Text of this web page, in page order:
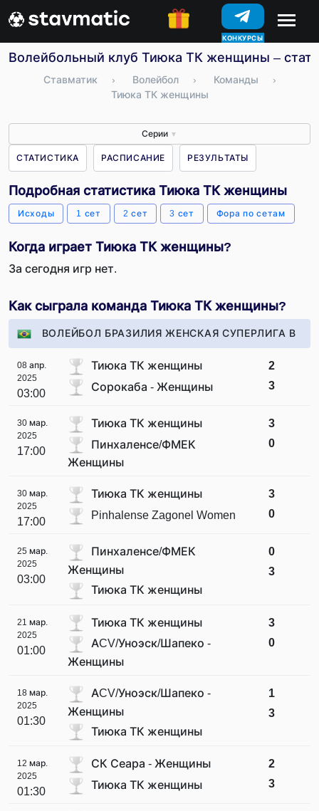
КОНКУРСЫ
Волейбольный клуб Тиюка ТК женщины –
Ставматик › Волейбол › Команды
›
Тиюка ТК женщины
Серии ▼
СТАТИСТИКА РАСПИСАНИЕ РЕЗУЛЬТАТЫ
Подробная статистика Тиюка ТК женщины
Исходы 1 сет 2 сет 3 сет Фора по сетам
Когда играет Тиюка ТК женщины?
За сегодня игр нет.
Как сыграла команда Тиюка ТК женщины?
ВОЛЕЙБОЛ БРАЗИЛИЯ ЖЕНСКАЯ СУПЕРЛИГА В
08 апр.
2025
03:00
Тиюка ТК женщины
Сорокаба - Женщины
2
3
30 мар.
2025
17:00
Тиюка ТК женщины
Пинхаленсе/ФМЕК
Женщины
3
0
30 мар.
2025
17:00
Тиюка ТК женщины
Pinhalense Zagonel Women
3
0
25 мар.
2025
03:00
Пинхаленсе/ФМЕК
Женщины
Тиюка ТК женщины
0
3
21 мар.
2025
01:00
Тиюка ТК женщины
ACV/Уноэск/Шапеко -
Женщины
3
0
18 мар.
2025
01:30
ACV/Уноэск/Шапеко -
Женщины
Тиюка ТК женщины
1
3
12 мар.
2025
01:30
СК Сеара - Женщины
Тиюка ТК женщины
2
3